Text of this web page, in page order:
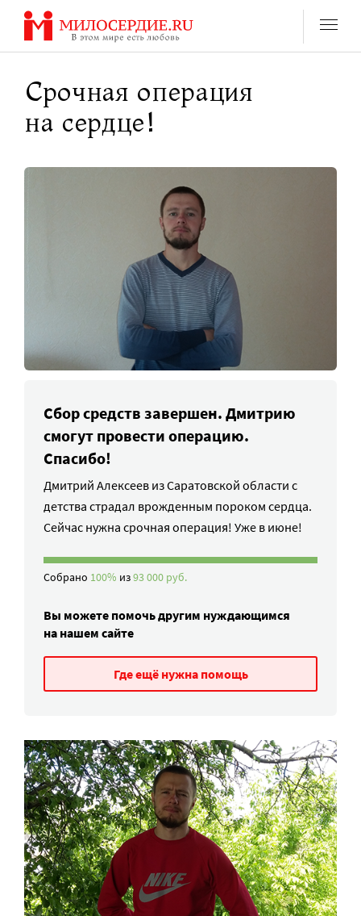
Перейти
содержанию
Срочная операция
на сердце!
Сбор средств завершен. Дмитрию
смогут провести операцию.
Спасибо!
Дмитрий Алексеев из Саратовской области с
детства страдал врожденным пороком сердца.
Сейчас нужна срочная операция! Уже в июне!
Собрано 100% из93 000 руб.
Вы можете помочь другим нуждающимся
на нашем сайте
Где ещё нужна помощь